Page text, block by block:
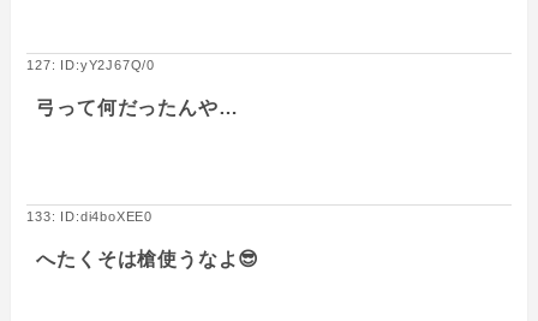
127: ID:yY2J67Q/0
弓って何だったんや…
133: ID:di4boXEE0
へたくそは槍使うなよ😎